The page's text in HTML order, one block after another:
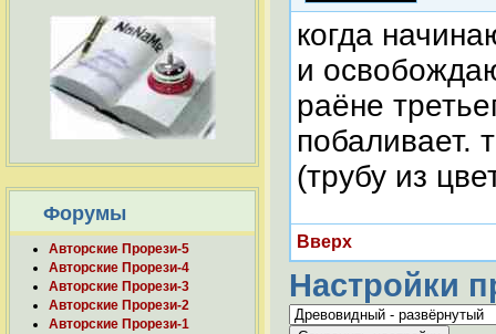
Форумы
Авторские Прорези-5
Авторские Прорези-4
Авторские Прорези-3
Авторские Прорези-2
Авторские Прорези-1
когда
и
раёне
побаливает.
(трубу из
Вверх
Настройки